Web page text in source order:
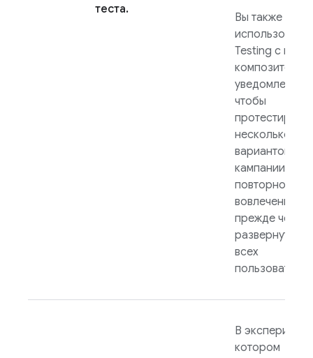
теста.
Вы также
использовать
Testing с
композитора
уведомлений,
чтобы
несколько
вариантов
кампании
повторного
вовлечения,
прежде чем
развернуть
всех
В
котором